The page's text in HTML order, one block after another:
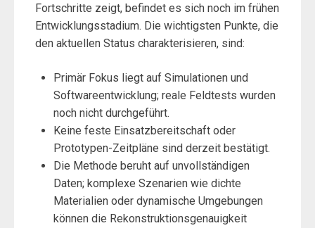
Fortschritte zeigt, befindet es sich noch im frühen
Entwicklungsstadium. Die wichtigsten Punkte, die
den aktuellen Status charakterisieren, sind:
Primär Fokus liegt auf Simulationen und
Softwareentwicklung; reale Feldtests wurden
noch nicht durchgeführt.
Keine feste Einsatzbereitschaft oder
Prototypen-Zeitpläne sind derzeit bestätigt.
Die Methode beruht auf unvollständigen
Daten; komplexe Szenarien wie dichte
Materialien oder dynamische Umgebungen
können die Rekonstruktionsgenauigkeit